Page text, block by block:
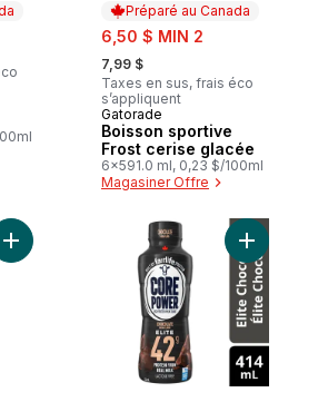
Préparé au Canada
sale:
6,50 $ MIN 2
, formerly:
7,99 $
Taxes en sus, frais éco
s’appliquent
Préparé au Canada
Gatorade
Boisson sportive
Frost cerise glacée
6x591.0 ml, 0,23 $/100ml
Magasiner Offre
Ajouter Gatorade Citron-Lime Boisson
Ajouter